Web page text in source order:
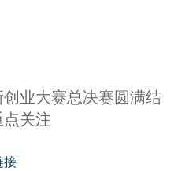
业大赛总决赛圆满结
关注
接